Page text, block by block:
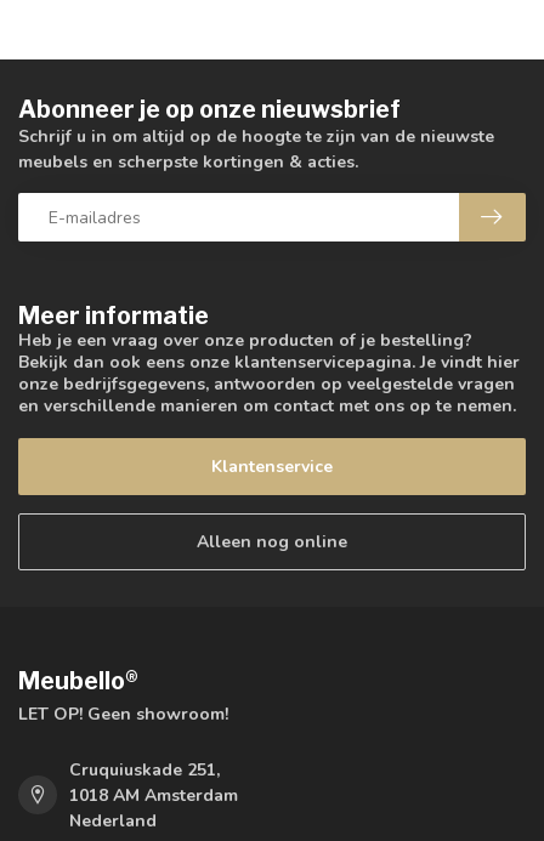
Meer informatie
Heb je een vraag over onze producten of je bestelling?
Bekijk dan ook eens onze klantenservicepagina. Je vindt hier
onze bedrijfsgegevens, antwoorden op veelgestelde vragen
en verschillende manieren om contact met ons op te nemen.
Klantenservice
Alleen nog online
Abonneer je op onze nieuwsbrief
Schrijf u in om altijd op de hoogte te zijn van de nieuwste
meubels en scherpste kortingen & acties.
Meubello®
LET OP! Geen showroom!
Cruquiuskade 251,
1018 AM Amsterdam
Nederland